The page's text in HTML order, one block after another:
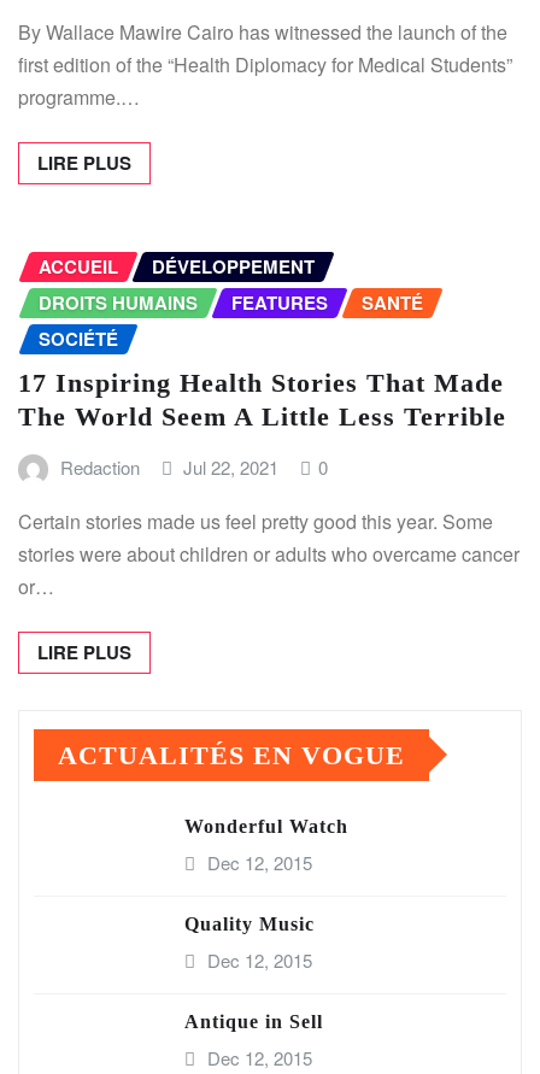
By Wallace Mawire Cairo has witnessed the launch of the
first edition of the “Health Diplomacy for Medical Students”
programme.…
LIRE PLUS
ACCUEIL
DÉVELOPPEMENT
DROITS HUMAINS
FEATURES
SANTÉ
SOCIÉTÉ
17 Inspiring Health Stories That Made
The World Seem A Little Less Terrible
Redaction Jul 22, 2021 0
Certain stories made us feel pretty good this year. Some
stories were about children or adults who overcame cancer
or…
LIRE PLUS
ACTUALITÉS EN VOGUE
Wonderful Watch
Dec 12, 2015
Quality Music
Dec 12, 2015
Antique in Sell
Dec 12, 2015